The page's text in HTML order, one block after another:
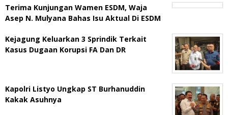
Terima Kunjungan Wamen ESDM, Waja
Asep N. Mulyana Bahas Isu Aktual Di ESDM
Kejagung Keluarkan 3 Sprindik Terkait
Kasus Dugaan Korupsi FA Dan DR
Kapolri Listyo Ungkap ST Burhanuddin
Kakak Asuhnya